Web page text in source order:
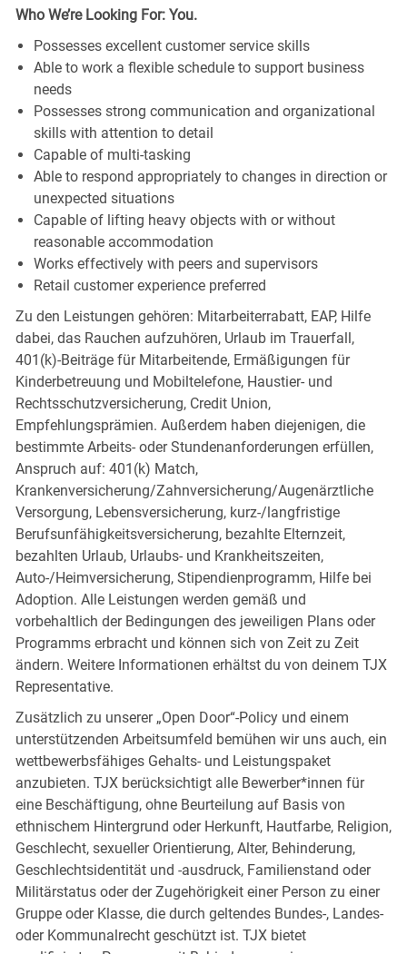
Who We’re Looking For: You.
Possesses excellent customer service skills
Able to work a flexible schedule to support business
needs
Possesses strong communication and organizational
skills with attention to detail
Capable of multi-tasking
Able to respond appropriately to changes in direction or
unexpected situations
Capable of lifting heavy objects with or without
reasonable accommodation
Works effectively with peers and supervisors
Retail customer experience preferred
Zu den Leistungen gehören: Mitarbeiterrabatt, EAP, Hilfe
dabei, das Rauchen aufzuhören, Urlaub im Trauerfall,
401(k)-Beiträge für Mitarbeitende, Ermäßigungen für
Kinderbetreuung und Mobiltelefone, Haustier- und
Rechtsschutzversicherung, Credit Union,
Empfehlungsprämien. Außerdem haben diejenigen, die
bestimmte Arbeits- oder Stundenanforderungen erfüllen,
Anspruch auf: 401(k) Match,
Krankenversicherung/Zahnversicherung/Augenärztliche
Versorgung, Lebensversicherung, kurz-/langfristige
Berufsunfähigkeitsversicherung, bezahlte Elternzeit,
bezahlten Urlaub, Urlaubs- und Krankheitszeiten,
Auto-/Heimversicherung, Stipendienprogramm, Hilfe bei
Adoption. Alle Leistungen werden gemäß und
vorbehaltlich der Bedingungen des jeweiligen Plans oder
Programms erbracht und können sich von Zeit zu Zeit
ändern. Weitere Informationen erhältst du von deinem TJX
Representative.
Zusätzlich zu unserer „Open Door“-Policy und einem
unterstützenden Arbeitsumfeld bemühen wir uns auch, ein
wettbewerbsfähiges Gehalts- und Leistungspaket
anzubieten. TJX berücksichtigt alle Bewerber*innen für
eine Beschäftigung, ohne Beurteilung auf Basis von
ethnischem Hintergrund oder Herkunft, Hautfarbe, Religion,
Geschlecht, sexueller Orientierung, Alter, Behinderung,
Geschlechtsidentität und -ausdruck, Familienstand oder
Militärstatus oder der Zugehörigkeit einer Person zu einer
Gruppe oder Klasse, die durch geltendes Bundes-, Landes-
oder Kommunalrecht geschützt ist. TJX bietet